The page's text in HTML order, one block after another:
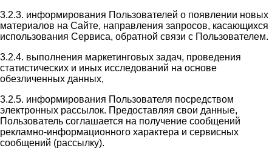
3.2.3. информирования Пользователей о появлении новых
материалов на Сайте, направления запросов, касающихся
использования Сервиса, обратной связи с Пользователем.
3.2.4. выполнения маркетинговых задач, проведения
статистических и иных исследований на основе
обезличенных данных,
3.2.5. информирования Пользователя посредством
электронных рассылок. Предоставляя свои данные,
Пользователь соглашается на получение сообщений
рекламно-информационного характера и сервисных
сообщений (рассылку).